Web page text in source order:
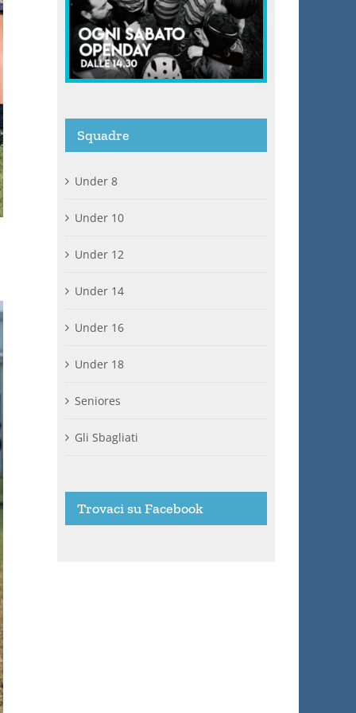
Squadre
Under 8
Under 10
Under 12
Under 14
Under 16
Under 18
Seniores
Gli Sbagliati
Trovaci su Facebook